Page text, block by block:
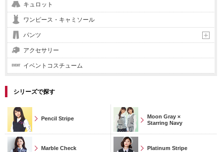
キュロット
ワンピース・キャミソール
パンツ
アクセサリー
イベントコスチューム
シリーズで探す
Pencil Stripe
Moon Gray ×
Starring Navy
Marble Check Platinum Stripe